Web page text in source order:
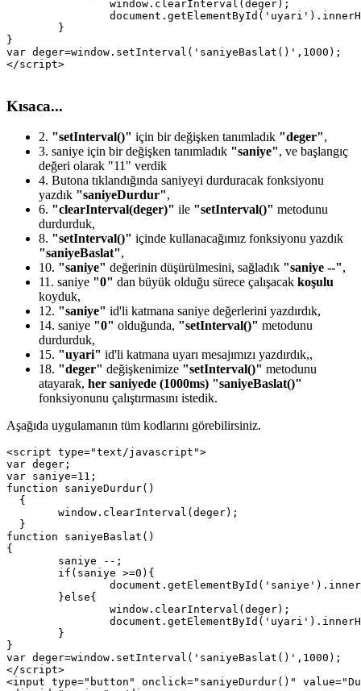
}
var deger=window.setInterval('saniyeBaslat()',1000);
Kısaca...
2. "setInterval()" için bir değişken tanımladık "deger",
3. saniye için bir değişken tanımladık "saniye", ve başlangıç
değeri olarak "11" verdik
4. Butona tıklandığında saniyeyi durduracak fonksiyonu
yazdık "saniyeDurdur",
6. "clearInterval(deger)" ile "setInterval()" metodunu
durdurduk,
8. "setInterval()" içinde kullanacağımız fonksiyonu yazdık
"saniyeBaslat",
10. "saniye" değerinin düşürülmesini, sağladık "saniye --",
11. saniye "0" dan büyük olduğu sürece çalışacak koşulu
koyduk,
12. "saniye" id'li katmana saniye değerlerini yazdırdık,
14. saniye "0" olduğunda, "setInterval()" metodunu
durdurduk,
15. "uyari" id'li katmana uyarı mesajımızı yazdırdık,,
18. "deger" değişkenimize "setInterval()" metodunu
atayarak, her saniyede (1000ms) "saniyeBaslat()"
fonksiyonunu çalıştırmasını istedik.
Aşağıda uygulamanın tüm kodlarını görebilirsiniz.
<script type="text/javascript">
var deger;
var saniye=11;
function saniyeDurdur()
  {
  }
function saniyeBaslat()
{
}
var deger=window.setInterval('saniyeBaslat()',1000);
</script>
<input type="button" onclick="saniyeDurdur()"